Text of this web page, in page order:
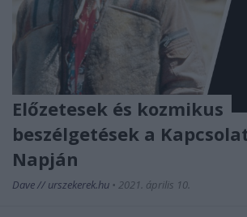
Előzetesek és kozmikus
beszélgetések a
Napján
Dave // urszekerek.hu • 2021. április 10.